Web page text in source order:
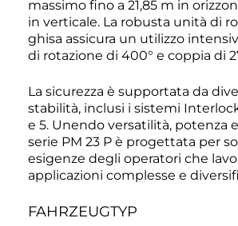
massimo fino a 21,85 m in
in verticale. La robusta unità di
ghisa assicura un utilizzo
di rotazione di 400° e coppia di
La sicurezza è supportata da
stabilità, inclusi i sistemi Interlock
e 5. Unendo versatilità, potenza
serie PM 23 P è progettata per
esigenze degli operatori che
applicazioni complesse e
FAHRZEUGTYP